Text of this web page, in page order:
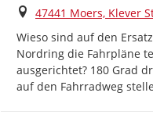
Ort
47441 Moers, Klever
Wieso sind auf den
Nordring die Fahrpläne
ausgerichtet? 180 Grad
auf den Fahrradweg